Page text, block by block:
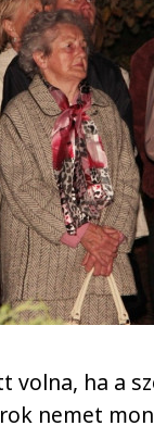
volna, ha a
nemet